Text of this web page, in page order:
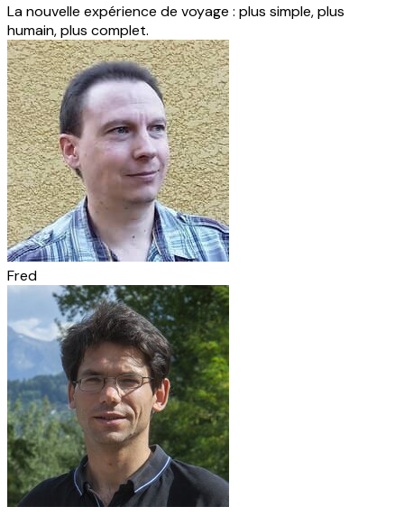
La nouvelle expérience de voyage : plus simple, plus
humain, plus complet.
Fred